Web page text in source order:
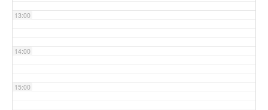
13:00
14:00
15:00